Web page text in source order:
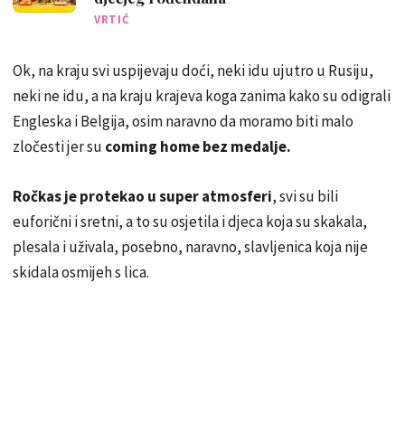
VRTIĆ
Ok, na kraju svi uspijevaju doći, neki idu ujutro u Rusiju,
neki ne idu, a na kraju krajeva koga zanima kako su odigrali
Engleska i Belgija, osim naravno da moramo biti malo
zločesti jer su coming home bez medalje.
Ročkas je protekao u super atmosferi, svi su bili
euforični i sretni, a to su osjetila i djeca koja su skakala,
plesala i uživala, posebno, naravno, slavljenica koja nije
skidala osmijeh s lica.